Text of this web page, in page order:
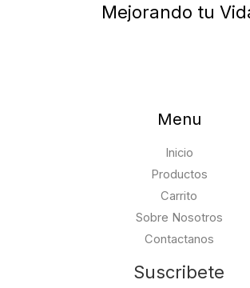
Mejorando tu
Menu
Inicio
Productos
Carrito
Sobre Nosotros
Contactanos
Suscribete